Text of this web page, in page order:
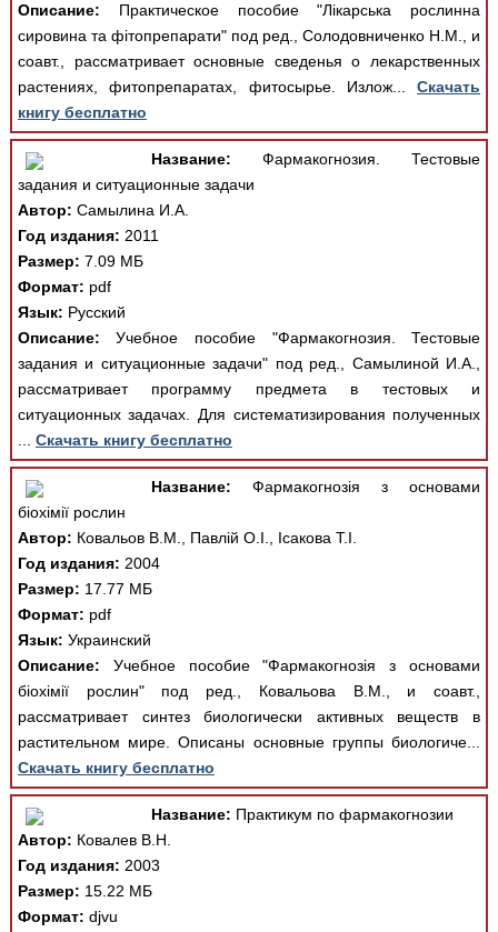
Описание: Практическое пособие "Лікарська рослинна
сировина та фітопрепарати" под ред., Солодовниченко Н.М., и
соавт., рассматривает основные сведенья о лекарственных
растениях, фитопрепаратах, фитосырье. Излож...Скачать
книгу бесплатно
Название: Фармакогнозия. Тестовые
задания и ситуационные задачи
Автор: Самылина И.А.
Год издания: 2011
Размер: 7.09 МБ
Формат: pdf
Язык: Русский
Описание: Учебное пособие "Фармакогнозия. Тестовые
задания и ситуационные задачи" под ред., Самылиной И.А.,
рассматривает программу предмета в тестовых и
ситуационных задачах. Для систематизирования полученных
Скачать книгу бесплатно
Название: Фармакогнозія з основами
біохімії рослин
Автор: Ковальов В.М., Павлій О.І., Ісакова Т.І.
Год издания: 2004
Размер: 17.77 МБ
Формат: pdf
Язык: Украинский
Описание: Учебное пособие "Фармакогнозія з основами
біохімії рослин" под ред., Ковальова В.М., и соавт.,
рассматривает синтез биологически активных веществ в
растительном мире. Описаны основные группы биологиче...
Скачать книгу бесплатно
Название: Практикум по фармакогнозии
Автор: Ковалев В.Н.
Год издания: 2003
Размер: 15.22 МБ
Формат: djvu